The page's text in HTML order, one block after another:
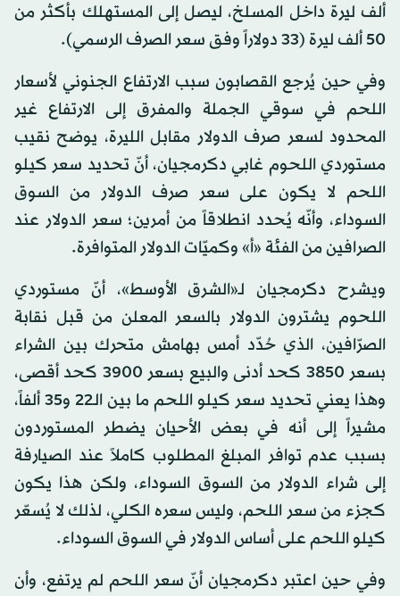
ألف ليرة داخل المسلخ، ليصل إلى المستهلك بأكثر من
50 ألف ليرة (33 دولاراً وفق سعر الصرف الرسمي).
وفي حين يُرجع القصابون سبب الارتفاع الجنوني لأسعار
اللحم في سوقي الجملة والمفرق إلى الارتفاع غير
المحدود لسعر صرف الدولار مقابل الليرة، يوضح نقيب
مستوردي اللحوم غابي دكرمجيان، أنّ تحديد سعر كيلو
اللحم لا يكون على سعر صرف الدولار من السوق
السوداء، وأنّه يُحدد انطلاقاً من أمرين؛ سعر الدولار عند
الصرافين من الفئة «أ» وكميّات الدولار المتوافرة.
ويشرح دكرمجيان لـ«الشرق الأوسط»، أنّ مستوردي
اللحوم يشترون الدولار بالسعر المعلن من قبل نقابة
الصرّافين، الذي حُدّد أمس بهامش متحرك بين الشراء
بسعر 3850 كحد أدنى والبيع بسعر 3900 كحد أقصى،
وهذا يعني تحديد سعر كيلو اللحم ما بين الـ22 و35 ألفاً،
مشيراً إلى أنه في بعض الأحيان يضطر المستوردون
بسبب عدم توافر المبلغ المطلوب كاملاً عند الصيارفة
إلى شراء الدولار من السوق السوداء، ولكن هذا يكون
كجزء من سعر اللحم، وليس سعره الكلي، لذلك لا يُسعّر
كيلو اللحم على أساس الدولار في السوق السوداء.
وفي حين اعتبر دكرمجيان أنّ سعر اللحم لم يرتفع، وأن